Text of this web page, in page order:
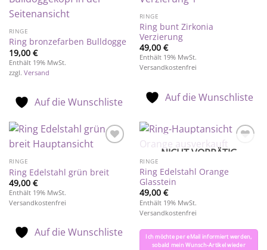
RINGE
Ring bronzefarben Bulldogge
19,00 €
Enthält 19% MwSt.
zzgl. Versand
Auf die Wunschliste
RINGE
Ring bunt Zirkonia
Verzierung
49,00 €
Enthält 19% MwSt.
Versandkostenfrei
Auf die Wunschliste
RINGE
Ring Edelstahl grün breit
49,00 €
Enthält 19% MwSt.
Versandkostenfrei
Auf die Wunschliste
Auf die
NICHT VORRÄTIG
RINGE
Ring Edelstahl Orange
Glasstein
49,00 €
Enthält 19% MwSt.
Versandkostenfrei
Ich möchte per eMail informiert werden,
sobald mein Wunsch-Artikel wieder